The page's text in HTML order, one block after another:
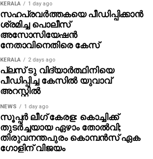
KERALA 1 day ago
സഹപ്രവര്‍ത്തകയെ പീഡിപ്പിക്കാന്‍
ശ്രമിച്ച പൊലീസ്
അസോസിയേഷന്‍
നേതാവിനെതിരെ കേസ്
KERALA 2 days ago
പ്ലസ് ടു വിദ്യാര്‍ത്ഥിനിയെ
പീഡിപ്പിച്ച കേസില്‍ യുവാവ്
അറസ്റ്റില്‍
NEWS 1 day ago
സൂപ്പര്‍ ലീഗ് കേരള: കൊച്ചിക്ക്
തുടര്‍ച്ചയായ ഏഴാം തോല്‍വി;
തിരുവനന്തപുരം കൊമ്പന്‍സ് ഏക
ഗോളിന് വിജയം